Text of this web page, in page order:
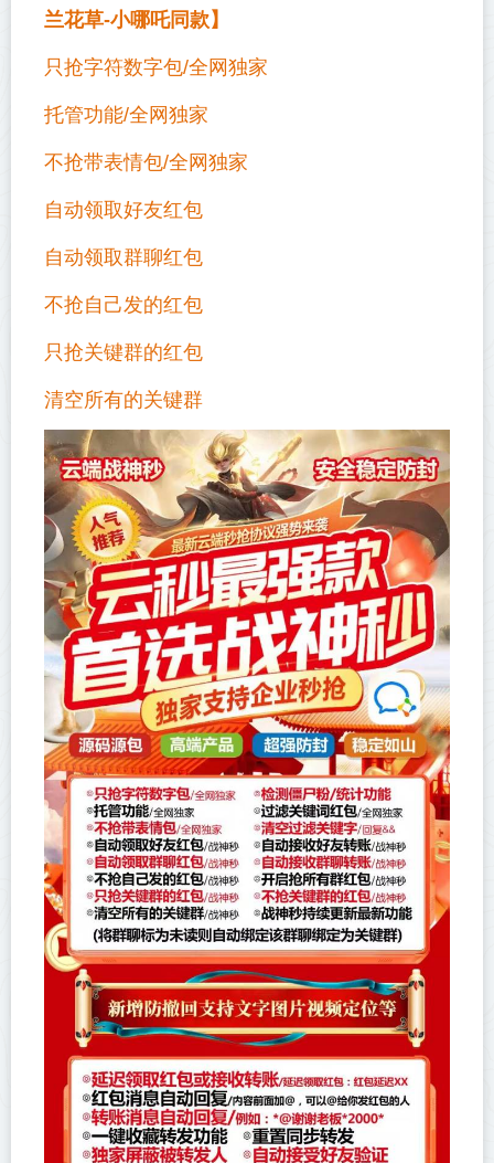
兰花草-小哪吒同款】
只抢字符数字包/全网独家
托管功能/全网独家
不抢带表情包/全网独家
自动领取好友红包
自动领取群聊红包
不抢自己发的红包
只抢关键群的红包
清空所有的关键群